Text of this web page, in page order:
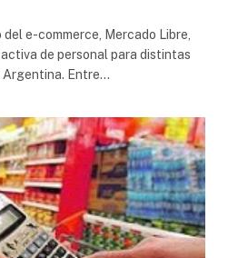
e-commerce, Mercado Libre,
de personal para distintas
Argentina. Entre…